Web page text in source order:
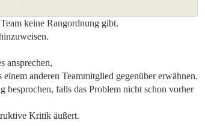
keine Rangordnung gibt.
ansprechen,
anderen Teammitglied gegenüber erwähnen.
besprochen, falls das Problem nicht schon vorher
Kritik äußert.